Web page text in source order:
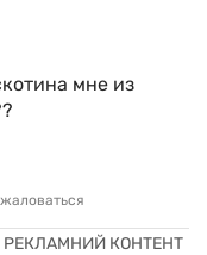
мне из